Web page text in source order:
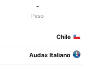
-
Peso
Chile
Audax Italiano